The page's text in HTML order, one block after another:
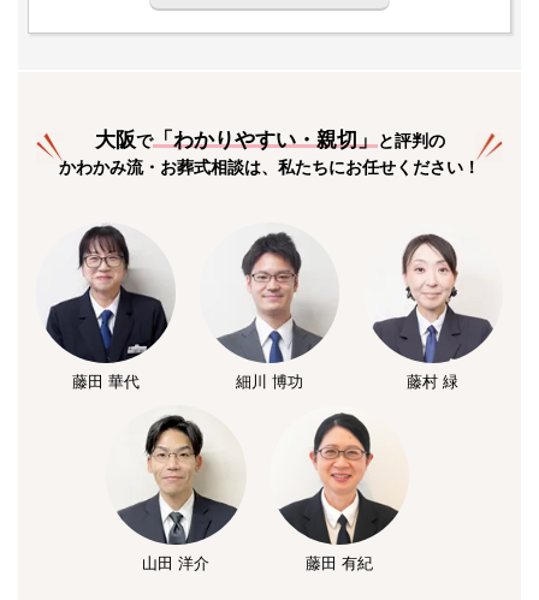
大阪で「わかりやすい・親切」と評判の
かわかみ流・お葬式相談は、私たちにお任せください！
藤田 華代 細川 博功 藤村 緑
山田 洋介 藤田 有紀